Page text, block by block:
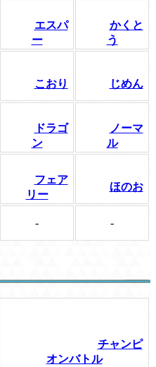
エスパ
ー
かくと
う
こおり じめん
ドラゴ
ン
ノーマ
ル
フェア
リー
ほのお
- -
チャンピ
オンバトル